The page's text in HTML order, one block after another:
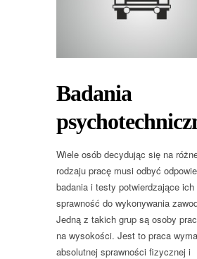
Badania
Wiele osób decydując się na
rodzaju pracę musi odbyć
badania i testy potwierdzające ich
sprawność do wykonywania
Jedną z takich grup są osoby
na wysokości. Jest to praca
absolutnej sprawności fizycznej i